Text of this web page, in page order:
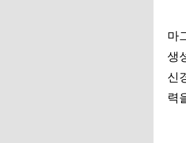
마
생
신
력